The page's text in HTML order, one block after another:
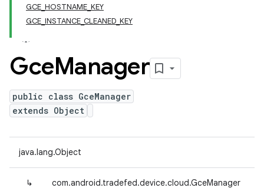
GCE_HOSTNAME_KEY
GCE_INSTANCE_CLEANED_KEY
GceManager
public class GceManager
extends Object
java.lang.Object
↳ com.android.tradefed.device.cloud.GceManager